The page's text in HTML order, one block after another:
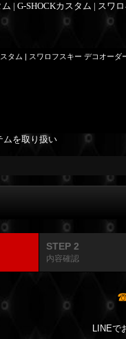
| G-SHOCKカスタム | ス
タム | スワロフスキー デコオー
ムを取り扱い
STEP 2
内容確認
LINEで